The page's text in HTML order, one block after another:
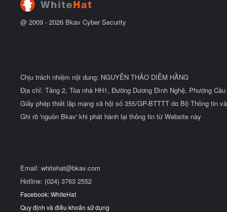
@ 2009 - 2026 Bkav Cyber Security
Chịu trách nhiệm nội dung: NGUYỄN THẢO DIỄM HẰNG
Địa chỉ: Tầng 2, Tòa nhà HH1, Đường Dương Đình Nghệ, Phường
Giấy phép thiết lập mạng xã hội số 355/GP-BTTTT do Bộ Thông tin
Ghi rõ 'nguồn Bkav' khi phát hành lại thông tin từ Website này
Email: whitehat@bkav.com
Hotline: (024) 3763 2552
Facebook: WhiteHat
Quy định và điều khoản sử dụng